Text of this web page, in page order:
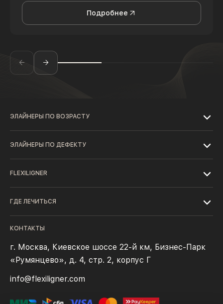
Подробнее
ЭЛАЙНЕРЫ ПО ВОЗРАСТУ
ЭЛАЙНЕРЫ ПО ДЕФЕКТУ
FLEXILIGNER
ГДЕ ЛЕЧИТЬСЯ
КОНТАКТЫ
г. Москва, Киевское шоссе 22-й км, Бизнес-Парк
«Румянцево», д. 4, стр. 2, корпус Г
info@flexiligner.com